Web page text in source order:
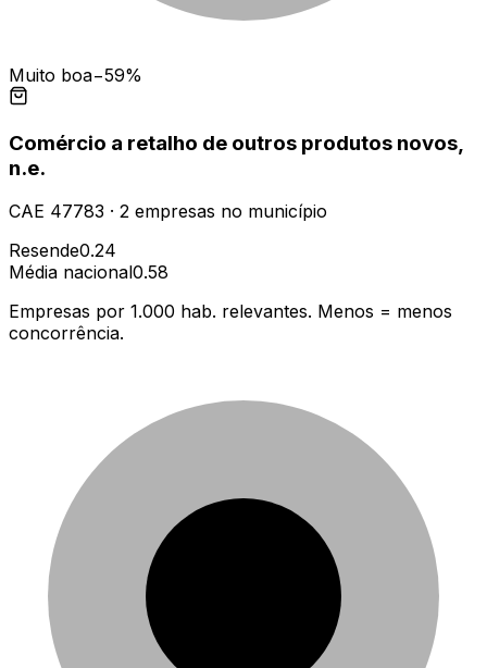
Muito boa−59%
Comércio a retalho de outros produtos novos,
n.e.
CAE 47783 · 2 empresas no município
Resende0.24
Média nacional0.58
Empresas por 1.000 hab. relevantes. Menos = menos
concorrência.